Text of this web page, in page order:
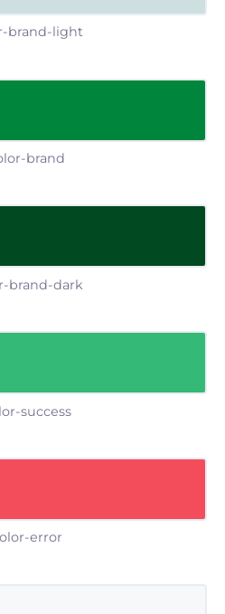
brand-light
brand
brand-dark
success
error